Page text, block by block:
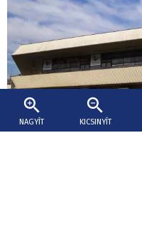
NAGYÍT KICSINYÍT